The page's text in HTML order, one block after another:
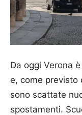
Da oggi Verona
e, come previsto
sono scattate
spostamenti.